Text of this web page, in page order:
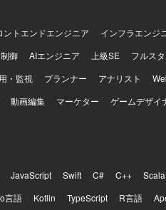
ントエンドエンジニア
インフラエンジ
御 AIエンジニア 上級SE
フルス
・監視 プランナー アナリスト
動画編集 マーケター ゲームデザイ
JavaScript Swift C# C++
Scala
言語 Kotlin TypeScript R言語